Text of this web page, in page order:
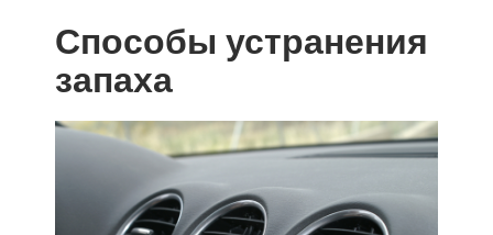
Способы устранения
запаха